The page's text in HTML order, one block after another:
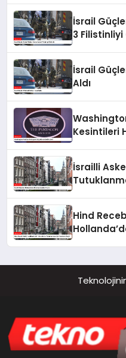
İsrail
3
İsrail
Aldı
Kesintileri
İsrailli
Hind